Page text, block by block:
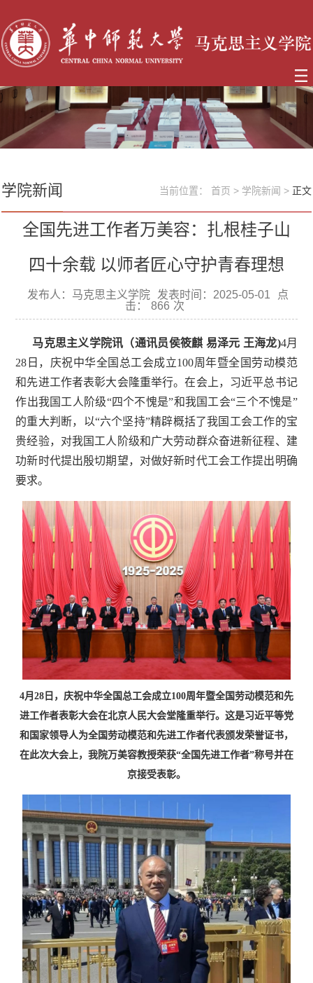
学院新闻 当前位置： 首页 > 学院新闻 >正文
全国先进工作者万美容：扎根桂子山
四十余载 以师者匠心守护青春理想
发布人：马克思主义学院 发表时间：2025-05-01
点
击：
866 次
马克思主义学院讯（通讯员侯筱麒 易泽元 王海龙)4月
28日，庆祝中华全国总工会成立100周年暨全国劳动模范
和先进工作者表彰大会隆重举行。在会上，习近平总书记
作出我国工人阶级“四个不愧是”和我国工会“三个不愧是”
的重大判断，以“六个坚持”精辟概括了我国工会工作的宝
贵经验，对我国工人阶级和广大劳动群众奋进新征程、建
功新时代提出殷切期望，对做好新时代工会工作提出明确
要求。
4月28日，庆祝中华全国总工会成立100周年暨全国劳动模范和先
进工作者表彰大会在北京人民大会堂隆重举行。这是习近平等党
和国家领导人为全国劳动模范和先进工作者代表颁发荣誉证书，
在此次大会上，我院万美容教授荣获“全国先进工作者”称号并在
京接受表彰。